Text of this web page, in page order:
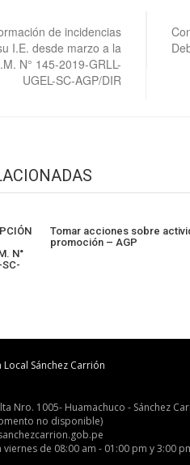
de incidencias
I.E. desde marzo a la
N° 145-2019-GRLL-
UGEL-SC-AGP/DIR
N°
SC-
Tomar acciones sobre
promoción – AGP
Sánchez Carrión
Nro. 1005- Huamachuco - Sánchez
no disponible)
de 08:00 am - 01:00 pm y 3:00